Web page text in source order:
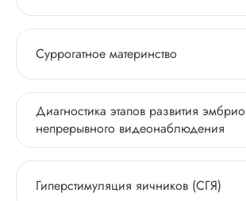
Суррогатное материнство
Диагностика этапов развития
непрерывного видеонаблюдения
Гиперстимуляция яичников (СГЯ)